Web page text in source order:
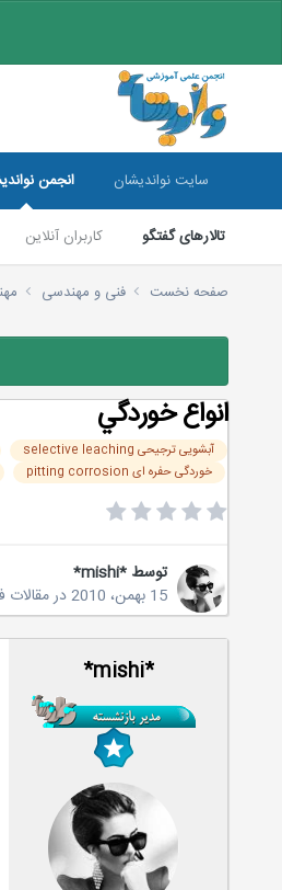
سایت نواندیشان انجمن
تالارهای گفتگو کاربران آنلاین
صفحه نخست فنی و مهندسی
انواع خوردگي
آبشویی ترجیحی selective leaching
خوردگی حفره ای pitting corrosion
توسط *mishi*
15 بهمن، 2010
در
*mishi*